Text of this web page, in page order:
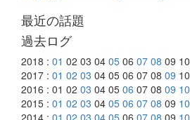
最近の話題
過去ログ
2018 : 01 02 03 04 05 06 07 08 09
2017 : 01 02 03 04 05 06 07 08 09
2016 : 01 02 03 04 05 06 07 08 09 10
2015 : 01 02 03 04 05 06 07 08 09 10
2014 : 01 02 03 04 05 06 07 08 09 10